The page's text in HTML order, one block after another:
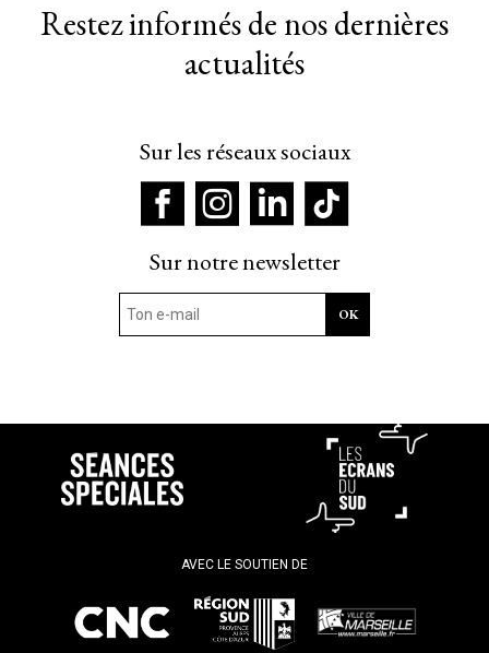
Restez informés de nos dernières
actualités
Sur les réseaux sociaux
Sur notre newsletter
AVEC LE SOUTIEN DE